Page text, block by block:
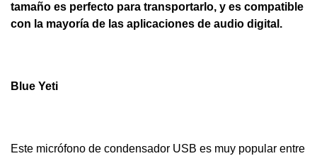
tamaño es perfecto para transportarlo, y es compatible
con la mayoría de las aplicaciones de audio digital.
Blue Yeti
Este micrófono de condensador USB es muy popular entre